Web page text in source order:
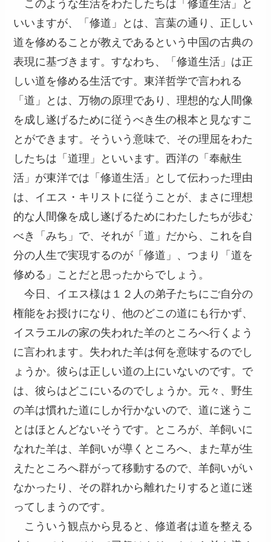
このような生活をわたしたちは「修道生活」と
いいますが、「修道」とは、言葉の通り、正しい
道を修めることが教えであるという中国の古典の
表現に基づきます。すなわち、「修道生活」は正
しい道を修める生活です。東洋哲学で言われる
「道」とは、万物の原理であり、理想的な人間像
を成し遂げるために従うべき生の根本と見なすこ
とができます。そういう意味で、その理屈をわた
したちは「道理」といいます。西洋の「奉献生
活」が東洋では「修道生活」として伝わった理由
は、イエス・キリストに従うことが、まさに理想
的な人間像を成し遂げるためにわたしたちが歩む
べき「みち」で、それが「道」だから、これを自
分の人生で実現するのが「修道」、つまり「道を
修める」ことだと思ったからでしょう。
今日、イエス様は１２人の弟子たちにご自分の
権能をお授けになり、他のどこの道にも行かず、
イスラエルの家の失われた羊のところへ行くよう
に言われます。失われた羊は何を意味するのでし
ょうか。彼らは正しい道の上にいないのです。で
は、彼らはどこにいるのでしょうか。元々、野生
の羊は慣れた道にしか行かないので、道に迷うこ
とはほとんどないそうです。ところが、羊飼いに
なれた羊は、羊飼いが導くところへ、また草が生
えたところへ群がって移動するので、羊飼いがい
なかったり、その群れから離れたりすると道に迷
ってしまうのです。
こういう観点から見ると、修道者は道を整える